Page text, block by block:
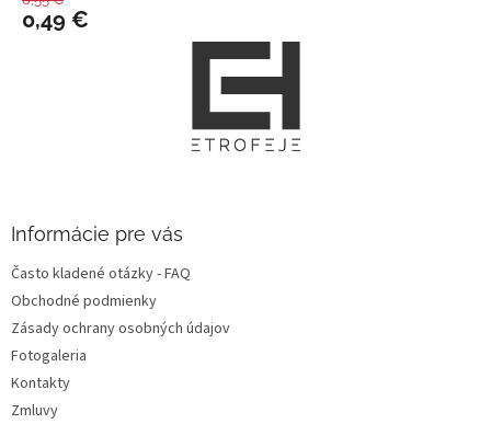
0,49 €
Informácie pre vás
Často kladené otázky - FAQ
Obchodné podmienky
Zásady ochrany osobných údajov
Fotogaleria
Kontakty
Zmluvy